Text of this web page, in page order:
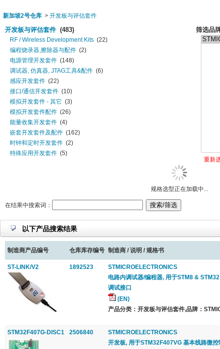
新加坡2号仓库 > 开发板与评估套件
开发板与评估套件 (483)
RF / Wireless Development Kits (22)
编程烧录器,擦除器与配件 (2)
电源管理开发套件 (148)
调试器, 仿真器, JTAG工具&配件 (6)
感应开发套件 (22)
接口/通信开发套件 (10)
模拟开发套件 - 其它 (3)
模拟开发套件配件 (26)
能量收集开发套件 (4)
嵌套开发套件及配件 (162)
时钟和定时开发套件 (2)
特殊应用开发套件 (5)
照明与发光二极管开发套件
筛选品
重新
规格选型正在加载中...
在结果中搜索词：
以下产品搜索结果
制造商产品编号 仓库库存编号 制造商 / 说明 / 规格书
ST-LINK/V2 1892523
STMICROELECTRONICS
电路内调试器/编程器, 用于STM8 &
调试接口
(EN)
产品分类：开发板与评估套件,品牌：
STM32F407G-DISC1 2506840
STMICROELECTRONICS
开发板, 用于STM32F407VG 基本线路微